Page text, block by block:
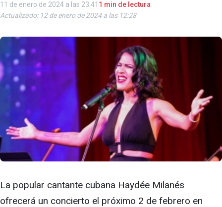
11 de enero de 2024 a las 23:41 1 min de lectura
Actualizado: 12 de enero de 2024 a las 12:28
La popular cantante cubana Haydée Milanés
ofrecerá un concierto el próximo 2 de febrero en